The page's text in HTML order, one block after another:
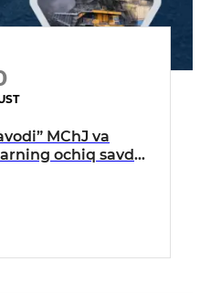
MChJ va
ochiq savdo